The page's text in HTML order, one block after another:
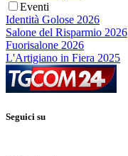
Eventi
Identità Golose 2026
Salone del Risparmio 2026
Fuorisalone 2026
L'Artigiano in Fiera 2025
Seguici su